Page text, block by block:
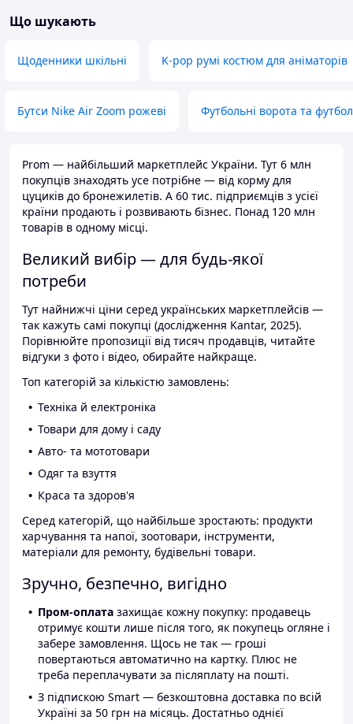
Що шукають
Щоденники шкільні K-pop румі костюм для аніматорів
Бутси Nike Air Zoom рожеві Футбольні ворота та
Prom — найбільший маркетплейс України. Тут 6 млн
покупців знаходять усе потрібне — від корму для
цуциків до бронежилетів. А 60 тис. підприємців з усієї
країни продають і розвивають бізнес. Понад 120 млн
товарів в одному місці.
Великий вибір — для будь-якої
потреби
Тут найнижчі ціни серед українських маркетплейсів —
так кажуть самі покупці (дослідження Kantar, 2025).
Порівнюйте пропозиції від тисяч продавців, читайте
відгуки з фото і відео, обирайте найкраще.
Топ категорій за кількістю замовлень:
Техніка й електроніка
Товари для дому і саду
Авто- та мототовари
Одяг та взуття
Краса та здоров'я
Серед категорій, що найбільше зростають: продукти
харчування та напої, зоотовари, інструменти,
матеріали для ремонту, будівельні товари.
Зручно, безпечно, вигідно
Пром-оплата захищає кожну покупку: продавець
отримує кошти лише після того, як покупець огляне і
забере замовлення. Щось не так — гроші
повертаються автоматично на картку. Плюс не
треба переплачувати за післяплату на пошті.
З підпискою Smart — безкоштовна доставка по всій
Україні за 50 грн на місяць. Достатньо однієї